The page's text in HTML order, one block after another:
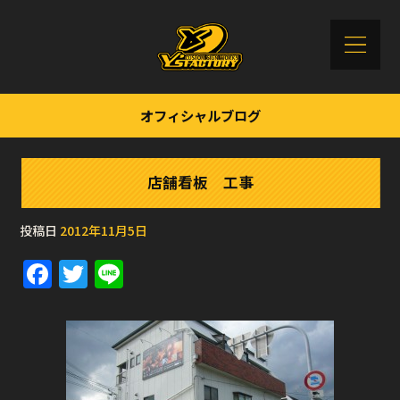
オフィシャルブログ
店舗看板 工事
投稿日 2012年11月5日
F
a
c
e
b
T
w
it
te
r
e